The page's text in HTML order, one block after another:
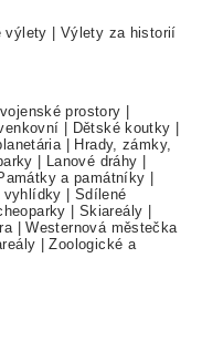
výlety
Výlety za historií
prostory
Dětské koutky
|
Hrady, zámky,
Lanové dráhy
a památníky
vyhlídky
Sdílené
Skiareály
|Westernová městečka
|Zoologické a